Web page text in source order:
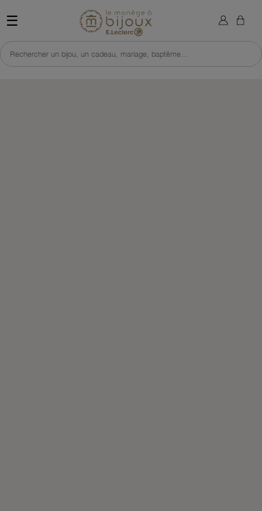
☰ Retour à l'accueil du site
Rechercher un bijou, un cadeau, mariage, baptême...
×